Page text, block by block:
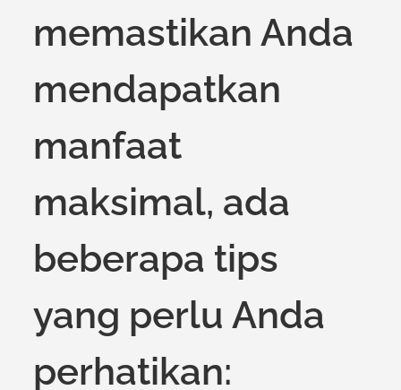
memastikan Anda
mendapatkan
manfaat
maksimal, ada
beberapa tips
yang perlu Anda
perhatikan: